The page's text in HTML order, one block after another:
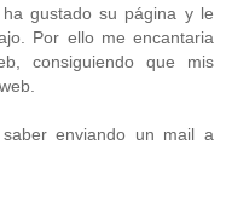
gustado su página y le
Por ello me encantaria
consiguiendo que mis
enviando un mail a